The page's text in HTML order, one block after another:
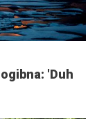
'Duh